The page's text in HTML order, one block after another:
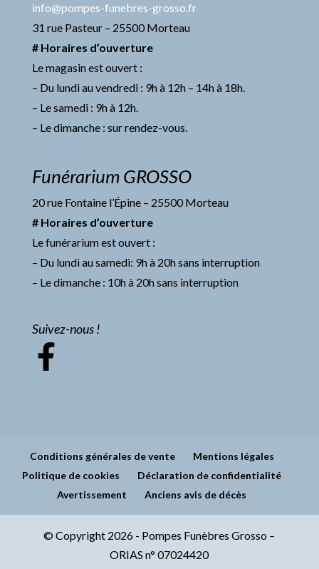
info@pompes-funebres-grosso.fr
31 rue Pasteur – 25500 Morteau
# Horaires d’ouverture
Le magasin est ouvert :
– Du lundi au vendredi : 9h à 12h – 14h à 18h.
– Le samedi : 9h à 12h.
– Le dimanche : sur rendez-vous.
Funérarium GROSSO
20 rue Fontaine l’Épine – 25500 Morteau
# Horaires d’ouverture
Le funérarium est ouvert :
– Du lundi au samedi: 9h à 20h sans interruption
– Le dimanche : 10h à 20h sans interruption
Suivez-nous !
Conditions générales de vente
Mentions légales
Politique de cookies
Déclaration de confidentialité
Avertissement
Anciens avis de décès
© Copyright 2026 - Pompes Funèbres Grosso –
ORIAS n° 07024420